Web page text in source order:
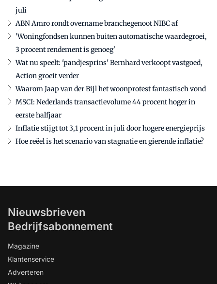
juli
ABN Amro rondt overname branchegenoot NIBC af
'Woningfondsen kunnen buiten automatische waardegroei,
3 procent rendement is genoeg'
Wat nu speelt: 'pandjesprins' Bernhard verkoopt vastgoed,
Action groeit verder
Waarom Jaap van der Bijl het woonprotest fantastisch vond
MSCI: Nederlands transactievolume 44 procent hoger in
eerste halfjaar
Inflatie stijgt tot 3,1 procent in juli door hogere energieprijs
Hoe reëel is het scenario van stagnatie en gierende inflatie?
Nieuwsbrieven
Bedrijfsabonnement
Magazine
Klantenservice
Adverteren